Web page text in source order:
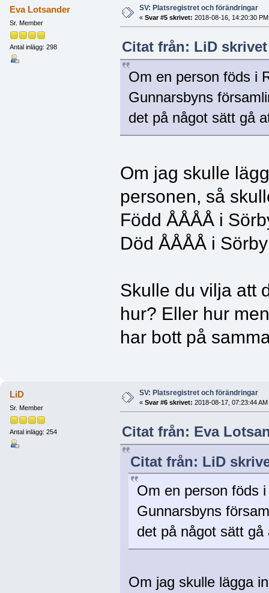
Eva Lotsander
Sr. Member
Antal inlägg: 298
SV: Platsregistret och förändringar
« Svar #5 skrivet: 2018-08-16, 14:20:30
Citat från: LiD skrivet
Om en person föds i
Gunnarsbyns
det på något sätt gå
Om jag skulle
personen, så
Född ÅÅÅÅ i
Död ÅÅÅÅ i
Skulle du vilja att
hur? Eller hur
har bott på
LiD
Sr. Member
Antal inlägg: 254
SV: Platsregistret och förändringar
« Svar #6 skrivet: 2018-08-17, 07:23:44 AM
Citat från: Eva
Citat från: LiD
Om en person föds
Gunnarsbyns
det på något sätt
Om jag skulle lägga